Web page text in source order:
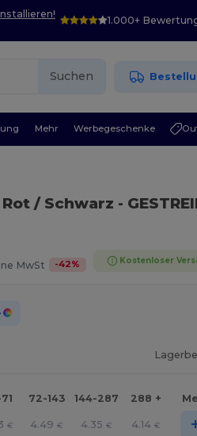
1.000+
Suchen
Mehr Werbegeschenke
/ Schwarz -
MwSt -42% Kostenloser
72-143 144-287 288 +
€ 4.49 € 4.35 € 4.14 €